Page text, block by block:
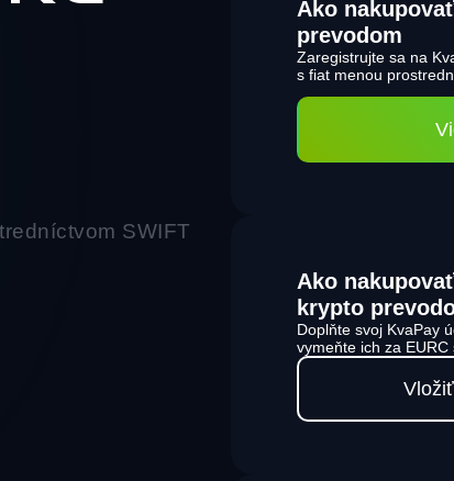
SWIFT
Ako
prevodom
Zaregistrujte sa na
s fiat menou
Ako
krypto
Doplňte svoj KvaPay
vymeňte ich za